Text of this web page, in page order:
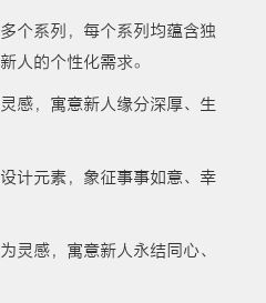
个系列，每个系列均蕴含独
人的个性化需求。
感，寓意新人缘分深厚、生
计元素，象征事事如意、幸
灵感，寓意新人永结同心、